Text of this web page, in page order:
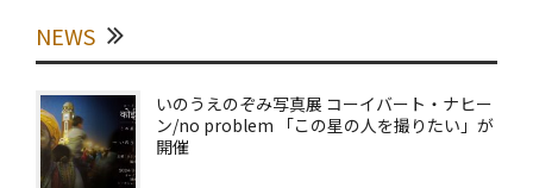
NEWS
いのうえのぞみ写真展 コーイバート・ナヒー
ン/no problem 「この星の人を撮りたい」が
開催